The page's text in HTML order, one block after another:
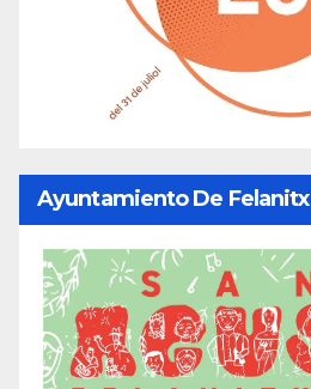
Ayuntamiento De Felanitx